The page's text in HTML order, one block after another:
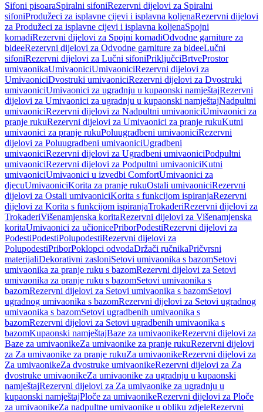
Sifoni pisoaraSpiralni sifoniRezervni dijelovi za Spiralni
sifoniProdužeci za isplavne cijevi i isplavna koljenaRezervni dijelovi
za Produžeci za isplavne cijevi i isplavna koljenaSpojni
komadiRezervni dijelovi za Spojni komadiOdvodne garniture za
bideeRezervni dijelovi za Odvodne garniture za bideeLučni
sifoniRezervni dijelovi za Lučni sifoniPriključciBrtveProstor
umivaonikaUmivaoniciUmivaoniciRezervni dijelovi za
UmivaoniciDvostruki umivaoniciRezervni dijelovi za Dvostruki
umivaoniciUmivaonici za ugradnju u kupaonski namještajRezervni
dijelovi za Umivaonici za ugradnju u kupaonski namještajNadpultni
umivaoniciRezervni dijelovi za Nadpultni umivaoniciUmivaonici za
pranje rukuRezervni dijelovi za Umivaonici za pranje rukuKutni
umivaonici za pranje rukuPoluugradbeni umivaoniciRezervni
dijelovi za Poluugradbeni umivaoniciUgradbeni
umivaoniciRezervni dijelovi za Ugradbeni umivaoniciPodpultni
umivaoniciRezervni dijelovi za Podpultni umivaoniciKutni
umivaoniciUmivaonici u izvedbi ComfortUmivaonici za
djecuUmivaoniciKorita za pranje rukuOstali umivaoniciRezervni
dijelovi za Ostali umivaoniciKorita s funkcijom ispiranjaRezervni
dijelovi za Korita s funkcijom ispiranjaTrokaderiRezervni dijelovi za
TrokaderiVišenamjenska koritaRezervni dijelovi za Višenamjenska
koritaUmivaonici za učionicePriborPodestiRezervni dijelovi za
PodestiPodestiPolupodestiRezervni dijelovi za
PolupodestiPriborPoklopci odvodaDržači ručnikaPričvrsni
materijaliDekorativni zasloniSetovi umivaonika s bazomSetovi
umivaonika za pranje ruku s bazomRezervni dijelovi za Setovi
umivaonika za pranje ruku s bazomSetovi umivaonika s
bazomRezervni dijelovi za Setovi umivaonika s bazomSetovi
ugradnog umivaonika s bazomRezervni dijelovi za Setovi ugradnog
umivaonika s bazomSetovi ugradbenih umivaonika s
bazomRezervni dijelovi za Setovi ugradbenih umivaonika s
bazomKupaonski namještajBaze za umivaonikeRezervni dijelovi za
Baze za umivaonikeZa umivaonike za pranje rukuRezervni dijelovi
za Za umivaonike za pranje rukuZa umivaonikeRezervni dijelovi za
Za umivaonikeZa dvostruke umivaonikeRezervni dijelovi za Za
dvostruke umivaonikeZa umivaonike za ugradnju u kupaonski
namještajRezervni dijelovi za Za umivaonike za ugradnju u
kupaonski namještajPloče za umivaonikeRezervni dijelovi za Ploče
za umivaonikeZa nadpultne umivaonike u obliku zdjeleRezervni